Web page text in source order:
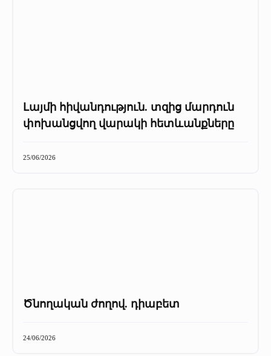
Լայմի հիվանդություն. տզից մարդուն
փոխանցվող վարակի հետևանքները
25/06/2026
Ծնողական ժողով. դիաբետ
24/06/2026